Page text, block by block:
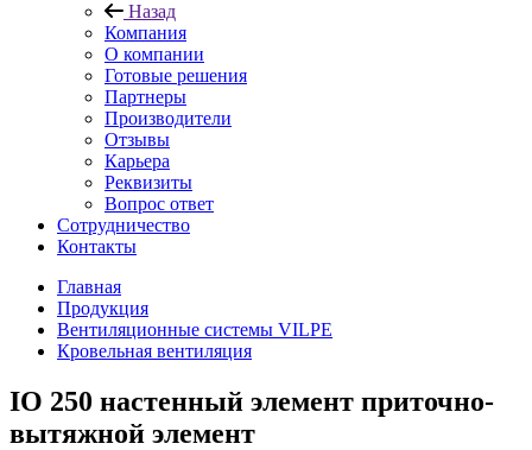
Назад
Компания
О компании
Готовые решения
Партнеры
Производители
Отзывы
Карьера
Реквизиты
Вопрос ответ
Сотрудничество
Контакты
Главная
Продукция
Вентиляционные системы VILPE
Кровельная вентиляция
IO 250 настенный элемент приточно-
вытяжной элемент